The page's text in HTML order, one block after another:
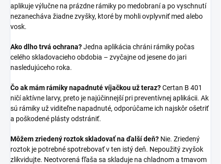
aplikuje výlučne na prázdne rámiky po medobraní a po vyschnutí
nezanecháva žiadne zvyšky, ktoré by mohli ovplyvniť med alebo
vosk.
Ako dlho trvá ochrana?Jedna aplikácia chráni rámiky počas
celého skladovacieho obdobia – zvyčajne od jesene do jari
nasledujúceho roka.
Čo ak mám rámiky napadnuté víjačkou už teraz?Certan B 401
ničí aktívne larvy, preto je najúčinnejší pri preventívnej aplikácii. Ak
sú rámiky už viditeľne napadnuté, odporúčame ich najskôr ošetriť
a poškodené plásty odstrániť.
Môžem zriedený roztok skladovať na ďalší deň? Nie. Zriedený
roztok je potrebné spotrebovať v ten istý deň. Nepoužitý zvyšok
zlikvidujte. Neotvorená fľaša sa skladuje na chladnom a tmavom